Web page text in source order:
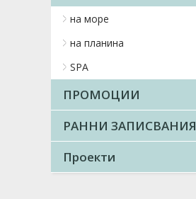
на море
на планина
SPA
ПРОМОЦИИ
РАННИ ЗАПИСВАНИЯ
Проекти